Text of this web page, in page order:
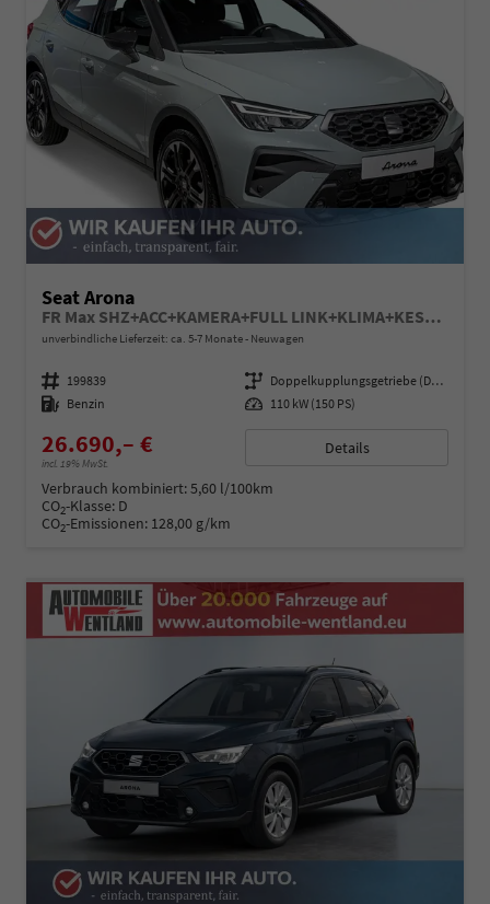
Seat Arona
FR Max SHZ+ACC+KAMERA+FULL LINK+KLIMA+KESSY+LED+16" ALU
unverbindliche Lieferzeit: ca. 5-7 Monate Neuwagen
Fahrzeugnummer 199839 Getriebe
Doppelkupplungsgetriebe (DSG)
Kraftstoff Benzin Leistung 110 kW (150 PS)
26.690,– €
incl. 19% MwSt.
Details
Verbrauch kombiniert:5,60 l/100km
CO2-Klasse: D
CO2-Emissionen: 128,00 g/km